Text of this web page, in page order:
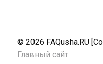
© 2026 FAQusha.RU
Главный сайт